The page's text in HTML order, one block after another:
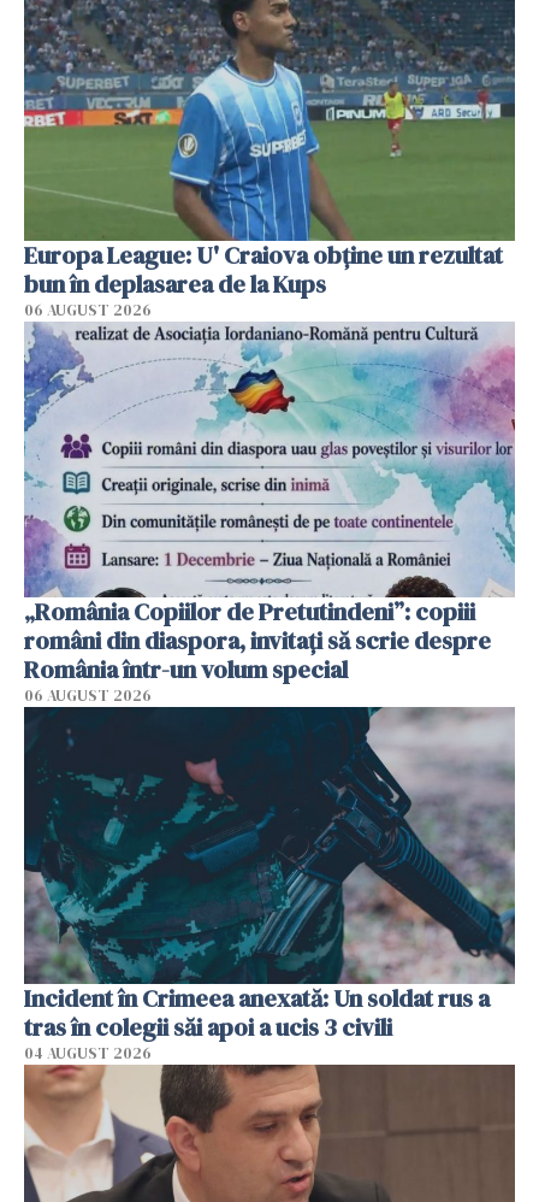
Europa League: U' Craiova obține un rezultat
bun în deplasarea de la Kups
06 AUGUST 2026
„România Copiilor de Pretutindeni”: copiii
români din diaspora, invitați să scrie despre
România într-un volum special
06 AUGUST 2026
Incident în Crimeea anexată: Un soldat rus a
tras în colegii săi apoi a ucis 3 civili
04 AUGUST 2026